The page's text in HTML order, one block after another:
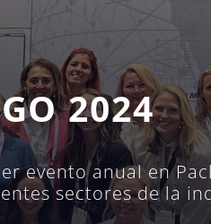
2024
evento anual en
sectores de la